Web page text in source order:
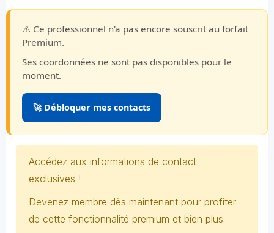
⚠️ Ce professionnel n'a pas encore souscrit au forfait
Premium.
Ses coordonnées ne sont pas disponibles pour le
moment.
🚀 Débloquer mes contacts
Accédez aux informations de contact
exclusives !
Devenez membre dès maintenant pour profiter
de cette fonctionnalité premium et bien plus